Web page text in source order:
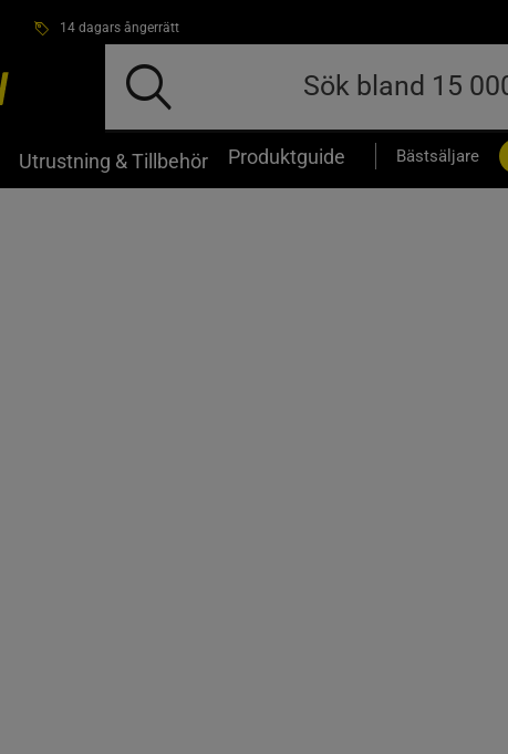
14 dagars ångerrätt
Utrustning & Tillbehör Produktguide Bästsäljare